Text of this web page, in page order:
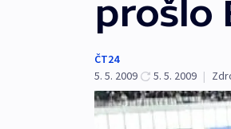
prošlo
ČT24
5. 5. 2009
5. 5. 2009 |